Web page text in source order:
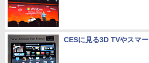
CESに見る3D TVやスマ